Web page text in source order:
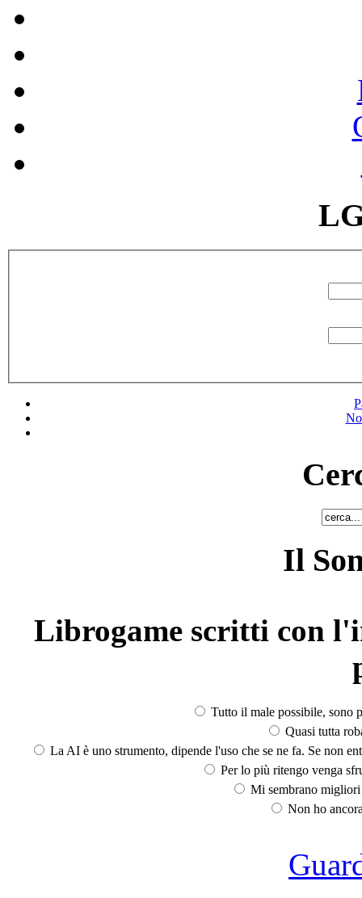
Il
Librogame scritti con
Tutto il male possibile, sono
Quasi tutta
La AI è uno strumento, dipende l'uso che se ne fa. Se non
Per lo più ritengo venga
Mi sembrano
Non ho